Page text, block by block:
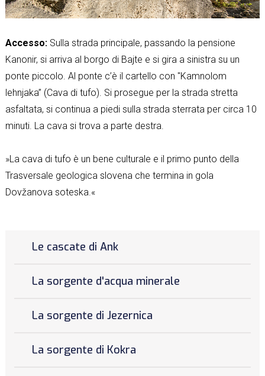
Accesso:Sulla strada principale, passando la pensione
Kanonir, si arriva al borgo di Bajte e si gira a sinistra su un
ponte piccolo. Al ponte c’è il cartello con "Kamnolom
lehnjaka” (Cava di tufo). Si prosegue per la strada stretta
asfaltata, si continua a piedi sulla strada sterrata per circa 10
minuti. La cava si trova a parte destra.
»La cava di tufo è un bene culturale e il primo punto della
Trasversale geologica slovena che termina in gola
Dovžanova soteska.«
Le cascate di Ank
La sorgente d'acqua minerale
La sorgente di Jezernica
La sorgente di Kokra